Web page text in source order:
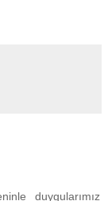
duygularımız